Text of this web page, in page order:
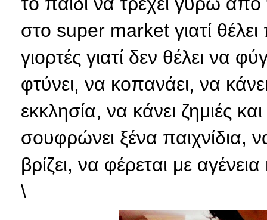
στο super market γιατί θέλει
γιορτές γιατί δεν θέλει να
φτύνει, να κοπανάει, να
εκκλησία, να κάνει ζημιές
σουφρώνει ξένα παιχνίδια,
βρίζει, να φέρεται με
\